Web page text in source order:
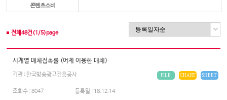
콘텐츠소비
전체 48건(1 /5)page
시계열 매체접촉률 (어제 이용한 매체)
기관 : 한국방송광고진흥공사 SHEET
CHART
FILE
조회수 :8047 등록일 : 18.12.14